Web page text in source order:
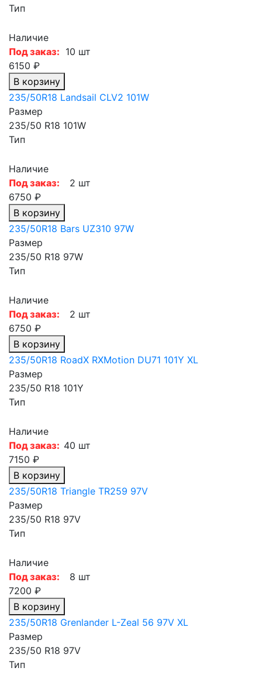
Тип
Наличие
Под заказ: 10 шт
6150 ₽
В корзину
235/50R18 Landsail CLV2 101W
Размер
235/50 R18 101W
Тип
Наличие
Под заказ:
2 шт
6750 ₽
В корзину
235/50R18 Bars UZ310 97W
Размер
235/50 R18 97W
Тип
Наличие
Под заказ:
2 шт
6750 ₽
В корзину
235/50R18 RoadX RXMotion DU71 101Y XL
Размер
235/50 R18 101Y
Тип
Наличие
Под заказ: 40 шт
7150 ₽
В корзину
235/50R18 Triangle TR259 97V
Размер
235/50 R18 97V
Тип
Наличие
Под заказ:
8 шт
7200 ₽
В корзину
235/50R18 Grenlander L-Zeal 56 97V XL
Размер
235/50 R18 97V
Тип